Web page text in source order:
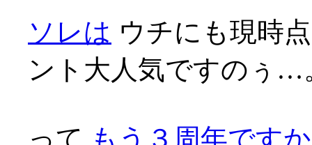
ソレは ウチにも現時
ント大人気ですのぅ…
って もう３周年です